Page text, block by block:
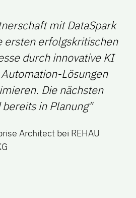
mit DataSpark
ersten erfolgskritischen
durch innovative KI
Lösungen
Die nächsten
bereits in Planung"
Architect bei REHAU